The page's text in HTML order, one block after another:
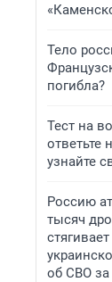
Тело
погибла?
Тест на
ответьте
узнайте
Россию
тысяч
об СВО